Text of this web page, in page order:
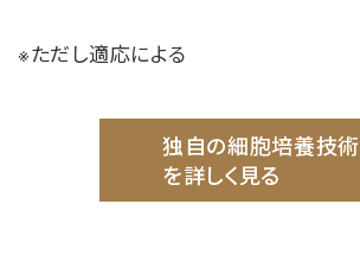
※ただし適応による
独自の細胞培養技術
を詳しく見る